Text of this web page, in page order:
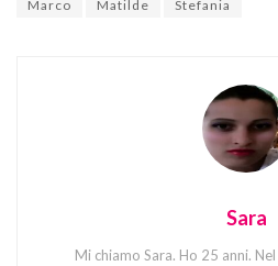
Marco
Matilde Stefania
Sara
Mi chiamo Sara. Ho 25 anni.